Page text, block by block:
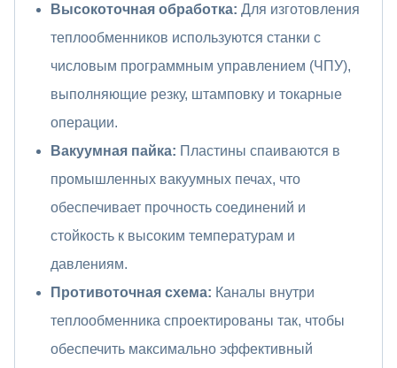
Высокоточная обработка: Для изготовления
теплообменников используются станки с
числовым программным управлением (ЧПУ),
выполняющие резку, штамповку и токарные
операции.
Вакуумная пайка: Пластины спаиваются в
промышленных вакуумных печах, что
обеспечивает прочность соединений и
стойкость к высоким температурам и
давлениям.
Противоточная схема: Каналы внутри
теплообменника спроектированы так, чтобы
обеспечить максимально эффективный